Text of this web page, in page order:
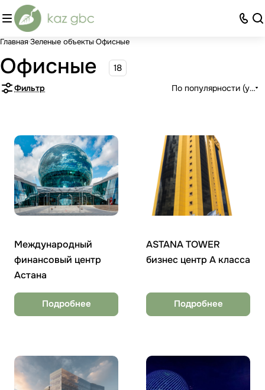
Главная Зеленые объекты Офисные
Офисные 18
Фильтр По популярности
Международный
финансовый центр
Астана
Подробнее
ASTANA TOWER
бизнес центр А класса
Подробнее